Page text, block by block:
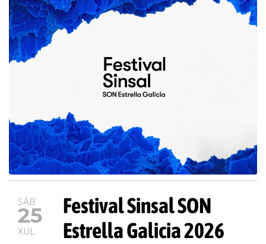
SÁB
25
XUL
Festival Sinsal SON
Estrella Galicia 2026